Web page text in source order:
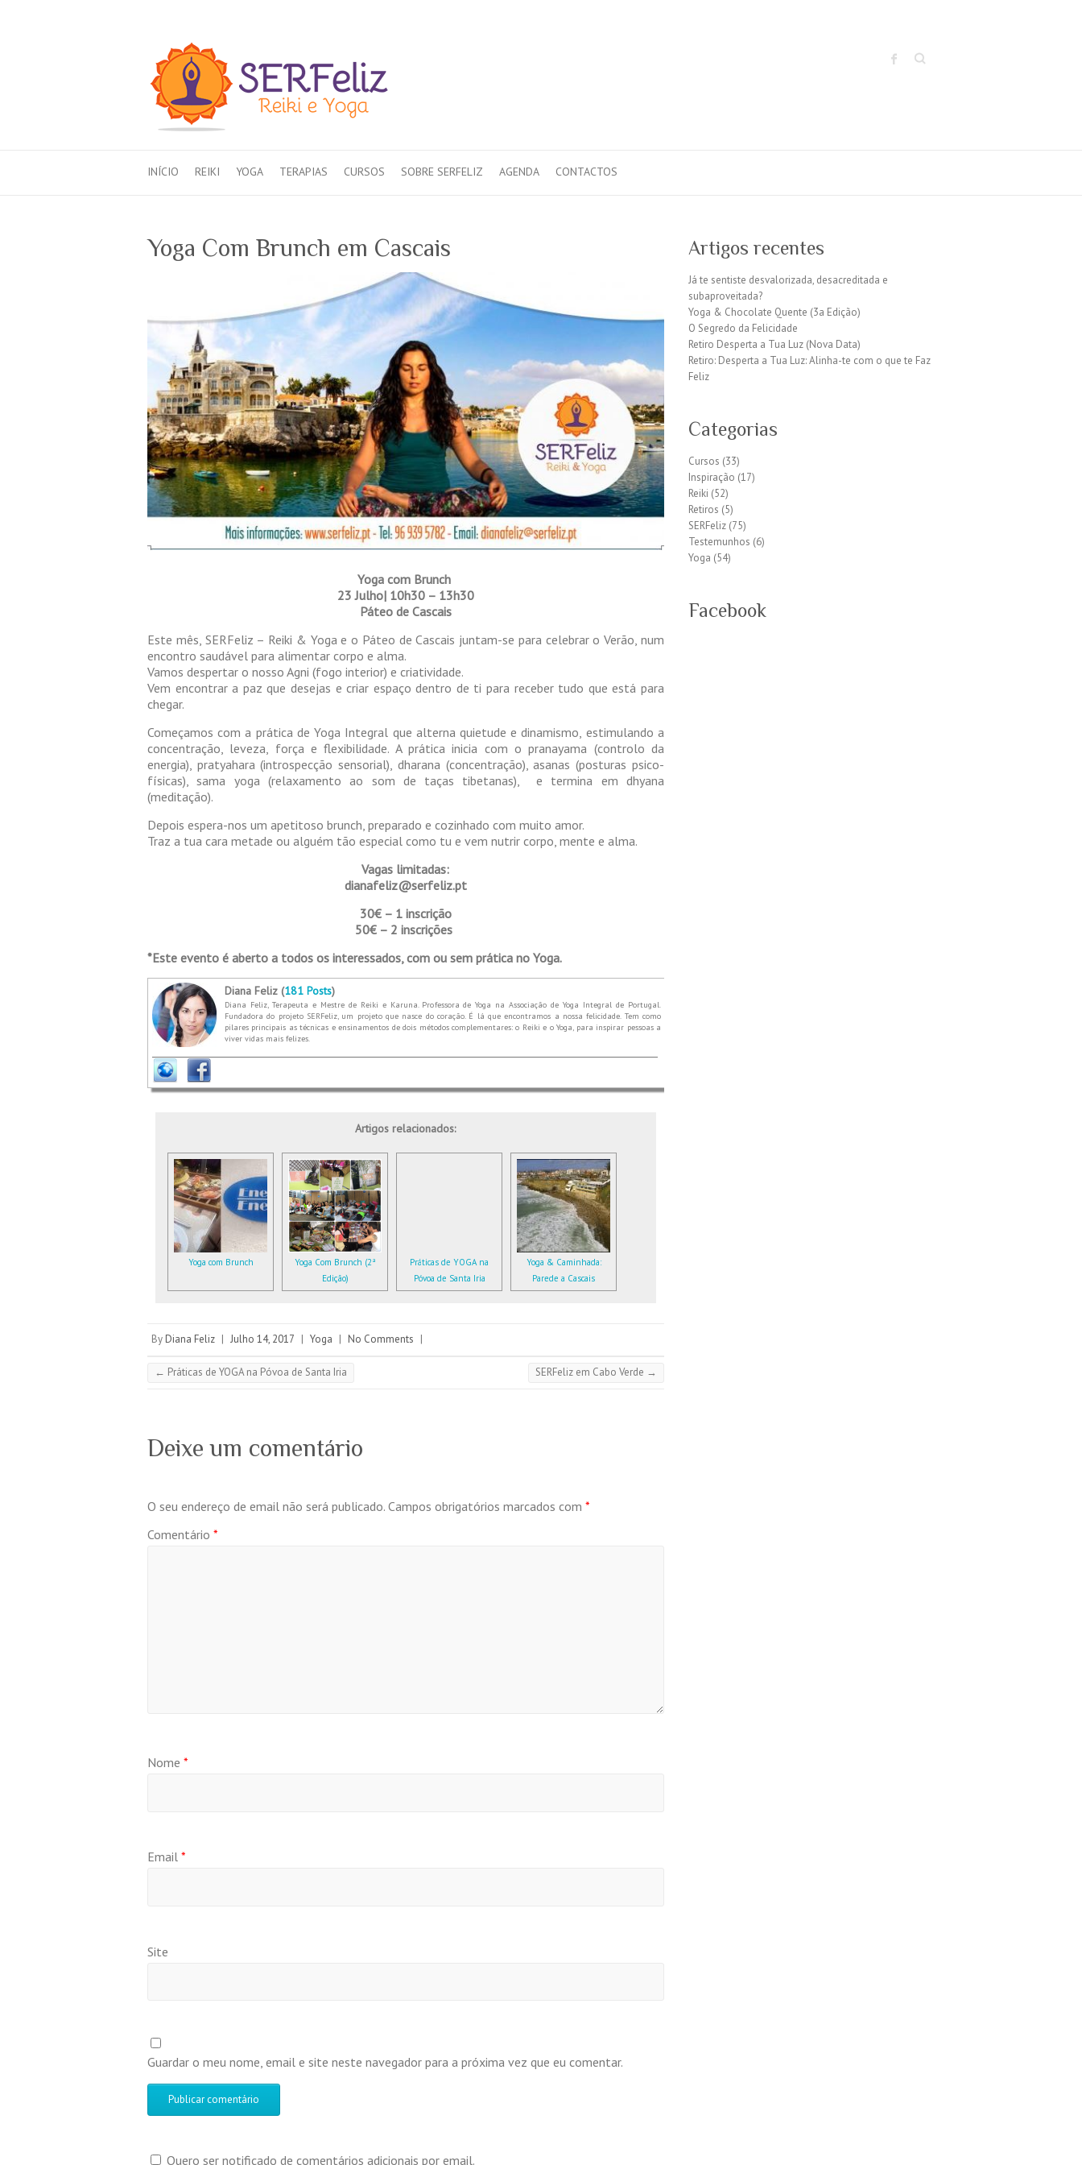
Search
INÍCIO REIKI YOGA TERAPIAS CURSOS SOBRE SERFELIZ AGENDA CONTACTOS
Yoga Com Brunch em Cascais
Yoga com Brunch
23 Julho| 10h30 – 13h30
Páteo de Cascais
Este mês, SERFeliz – Reiki & Yoga e o Páteo de Cascais juntam-se para celebrar o Verão, num
encontro saudável para alimentar corpo e alma.
Vamos despertar o nosso Agni (fogo interior) e criatividade.
Vem encontrar a paz que desejas e criar espaço dentro de ti para receber tudo que está para
chegar.
Começamos com a prática de Yoga Integral que alterna quietude e dinamismo, estimulando a
concentração, leveza, força e flexibilidade. A prática inicia com o pranayama (controlo da
energia), pratyahara (introspecção sensorial), dharana (concentração), asanas (posturas psico-
físicas), sama yoga (relaxamento ao som de taças tibetanas), e termina em dhyana
(meditação).
Depois espera-nos um apetitoso brunch, preparado e cozinhado com muito amor.
Traz a tua cara metade ou alguém tão especial como tu e vem nutrir corpo, mente e alma.
Vagas limitadas:
dianafeliz@serfeliz.pt
30€ – 1 inscrição
50€ – 2 inscrições
*Este evento é aberto a todos os interessados, com ou sem prática no Yoga.
Diana Feliz (181 Posts)
Diana Feliz, Terapeuta e Mestre de Reiki e Karuna. Professora de Yoga na Associação de Yoga Integral de Portugal.
Fundadora do projeto SERFeliz, um projeto que nasce do coração. É lá que encontramos a nossa felicidade. Tem como
pilares principais as técnicas e ensinamentos de dois métodos complementares: o Reiki e o Yoga, para inspirar pessoas a
viver vidas mais felizes.
Artigos relacionados:
Yoga com Brunch
Yoga Com Brunch (2ª
Edição)
Práticas de YOGA na
Póvoa de Santa Iria
Yoga & Caminhada:
Parede a Cascais
By Diana Feliz | Julho 14, 2017 | Yoga | No Comments |
← Práticas de YOGA na Póvoa de Santa Iria SERFeliz em Cabo Verde →
Deixe um comentário
O seu endereço de email não será publicado. Campos obrigatórios marcados com *
Comentário *
Nome *
Email *
Site
Guardar o meu nome, email e site neste navegador para a próxima vez que eu comentar.
Quero ser notificado de comentários adicionais por email.
Artigos recentes
Já te sentiste desvalorizada, desacreditada e
subaproveitada?
Yoga & Chocolate Quente (3a Edição)
O Segredo da Felicidade
Retiro Desperta a Tua Luz (Nova Data)
Retiro: Desperta a Tua Luz: Alinha-te com o que te Faz
Feliz
Categorias
Cursos (33)
Inspiração (17)
Reiki (52)
Retiros (5)
SERFeliz(75)
Testemunhos (6)
Yoga (54)
Facebook